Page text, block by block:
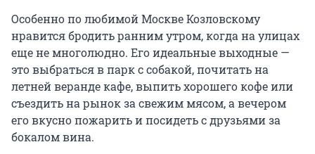
Особенно по любимой Москве Козловскому
нравится бродить ранним утром, когда на улицах
еще не многолюдно. Его идеальные выходные —
это выбраться в парк с собакой, почитать на
летней веранде кафе, выпить хорошего кофе или
съездить на рынок за свежим мясом, а вечером
его вкусно пожарить и посидеть с друзьями за
бокалом вина.